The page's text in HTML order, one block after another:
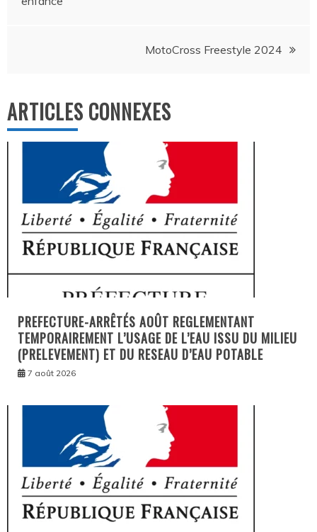
de
MotoCross Freestyle 2024
ARTICLES CONNEXES
PREFECTURE-ARRÊTÉS AOÛT REGLEMENTANT
TEMPORAIREMENT L’USAGE DE L’EAU ISSU DU MILIEU
(PRELEVEMENT) ET DU RESEAU D’EAU POTABLE
7 août 2026